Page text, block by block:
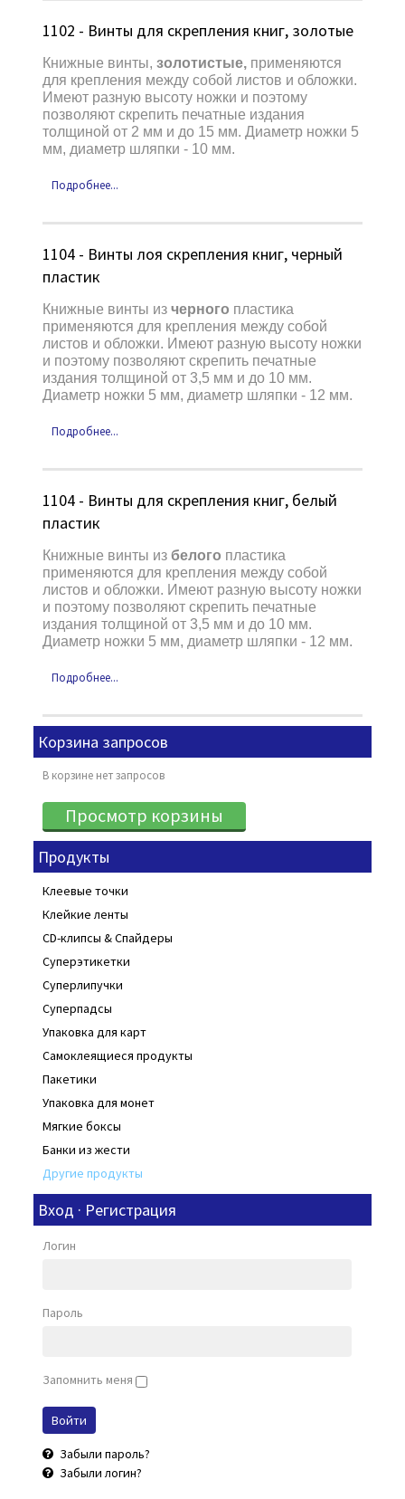
1102 - Винты для скрепления книг, золотые
Книжные винты, золотистые,применяются
для крепления между собой листов и обложки.
Имеют разную высоту ножки и поэтому
позволяют скрепить печатные издания
толщиной от 2 мм и до 15 мм. Диаметр ножки 5
мм, диаметр шляпки - 10 мм.
Подробнее...
1104 - Винты лоя скрепления книг, черный
пластик
Книжные винты из черного пластика
применяются для крепления между собой
листов и обложки. Имеют разную высоту ножки
и поэтому позволяют скрепить печатные
издания толщиной от 3,5 мм и до 10 мм.
Диаметр ножки 5 мм, диаметр шляпки - 12 мм.
Подробнее...
1104 - Винты для скрепления книг, белый
пластик
Книжные винты из белого пластика
применяются для крепления между собой
листов и обложки. Имеют разную высоту ножки
и поэтому позволяют скрепить печатные
издания толщиной от 3,5 мм и до 10 мм.
Диаметр ножки 5 мм, диаметр шляпки - 12 мм.
Подробнее...
Корзина запросов
В корзине нет запросов
Продукты
Клеевые точки
Клейкие ленты
CD-клипсы & Спайдеры
Суперэтикетки
Суперлипучки
Суперпадсы
Упаковка для карт
Самоклеящиеся продукты
Пакетики
Упаковка для монет
Мягкие боксы
Банки из жести
Другие продукты
Вход · Регистрация
Логин
Пароль
Запомнить меня
Забыли пароль?
Забыли логин?